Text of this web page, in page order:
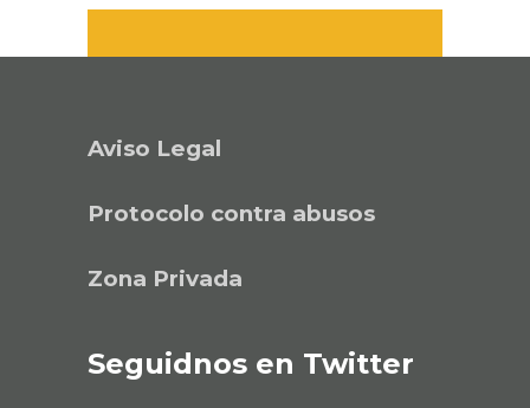
Aviso Legal
Protocolo contra abusos
Zona Privada
Seguidnos en Twitter